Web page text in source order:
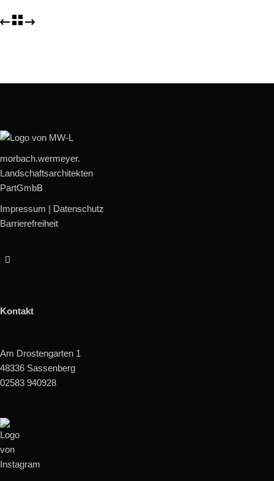
morbach.wermeyer.
Landschaftsarchitekten
PartGmbB
Impressum | Datenschutz
Barrierefreiheit
Kontakt
Am Drostengarten 1
48336 Sassenberg
02583 940928